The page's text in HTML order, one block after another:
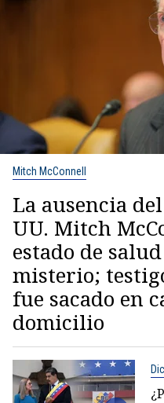
Mitch McConnell
La ausencia
UU. Mitch
estado de
misterio;
fue sacado en
domicilio